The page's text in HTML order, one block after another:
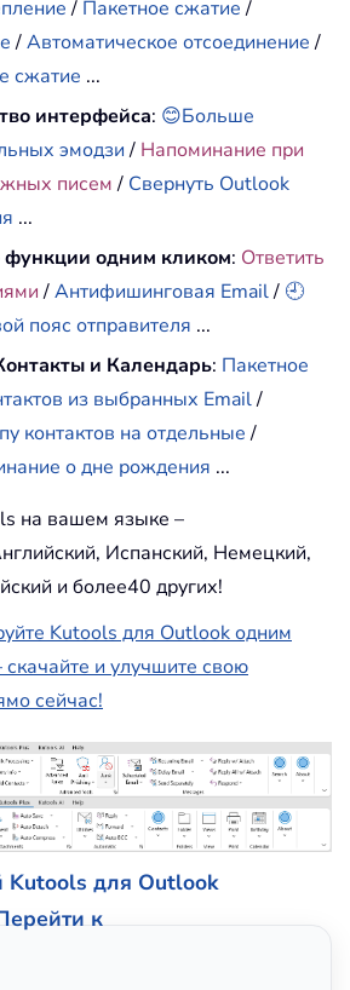
/ Пакетное сжатие/
/Автоматическое отсоединение/
сжатие ...
интерфейса: 😊Больше
эмодзи/ Напоминание при
писем/ Свернуть Outlook
...
одним кликом: Ответить
/Антифишинговая Email/ 🕘
пояс отправителя ...
и Календарь: Пакетное
из выбранных Email/
контактов на отдельные/
о дне рождения ...
на вашем языке –
Испанский, Немецкий,
и более40 других!
Kutools для Outlook одним
и улучшите свою
сейчас!
для Outlook
к